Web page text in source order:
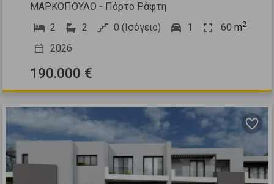
ΜΑΡΚΟΠΟΥΛΟ - Πόρτο Ράφτη
2
2 0 (Ισόγειο) 1 60 m2
2026
190.000 €